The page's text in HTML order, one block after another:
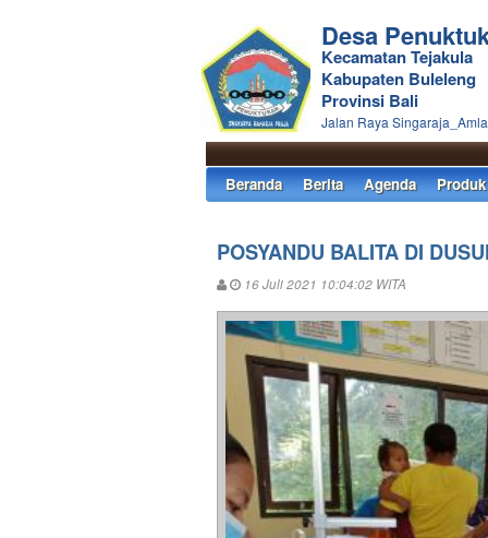
Desa
Kecamatan Tejakula
Kabupaten Buleleng
Provinsi Bali
Jalan Raya
Beranda Berita Agenda
POSYANDU BALITA DI
16 Juli 2021 10:04:02 WITA